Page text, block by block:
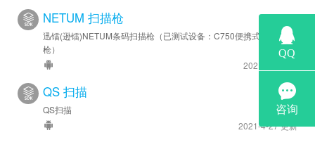
NETUM 扫描枪
迅镭(逊镭)NETUM条码扫描枪（已测试设备：C750便携式条码扫描
枪）
2021-3-1 更新
QS 扫描
QS扫描
2021-4-27 更新